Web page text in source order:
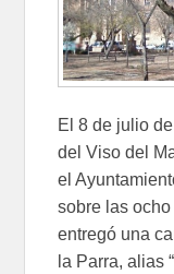
El 8 de julio
del Viso del
el
sobre las
entregó una
la Parra, alias